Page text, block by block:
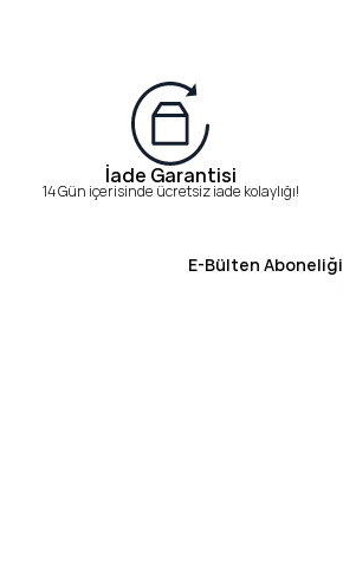
İade Garantisi
14 Gün içerisinde ücretsiz iade kolaylığı!
E-Bülten Aboneliği